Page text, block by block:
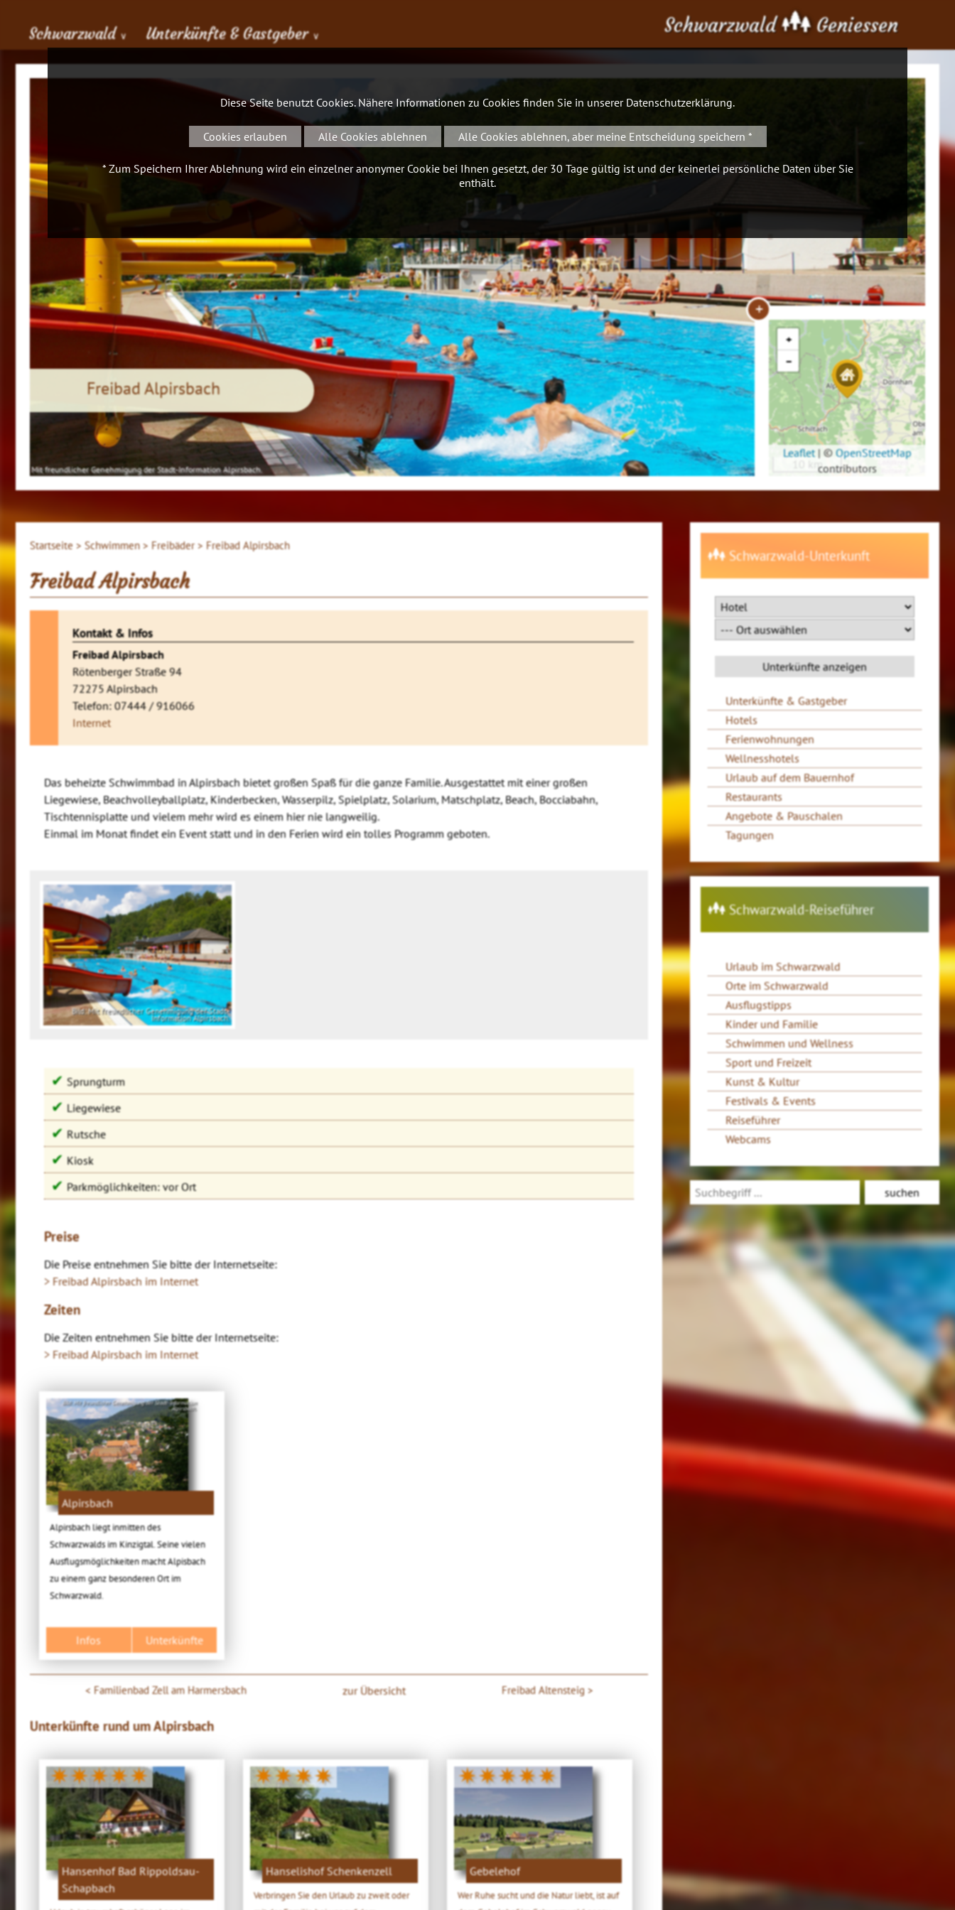
Schwarzwald ∨ Unterkünfte & Gastgeber ∨ Schwarzwald Geniessen
Mit freundlicher Genehmigung der Stadt-Information Alpirsbach.
Freibad Alpirsbach
+
+
−
10 km
Leaflet |©OpenStreetMap
contributors
Startseite > Schwimmen > Freibäder > Freibad Alpirsbach
Freibad Alpirsbach
Kontakt & Infos
Freibad Alpirsbach
Rötenberger Straße 94
72275 Alpirsbach
Telefon: 07444 / 916066
Internet
Das beheizte Schwimmbad in Alpirsbach bietet großen Spaß für die ganze Familie. Ausgestattet mit einer großen
Liegewiese, Beachvolleyballplatz, Kinderbecken, Wasserpilz, Spielplatz, Solarium, Matschplatz, Beach, Bocciabahn,
Tischtennisplatte und vielem mehr wird es einem hier nie langweilig.
Einmal im Monat findet ein Event statt und in den Ferien wird ein tolles Programm geboten.
Bild: Mit freundlicher Genehmigung der Stadt-
Information Alpirsbach.
✔ Sprungturm
✔ Liegewiese
✔ Rutsche
✔ Kiosk
✔ Parkmöglichkeiten: vor Ort
Preise
Die Preise entnehmen Sie bitte der Internetseite:
> Freibad Alpirsbach im Internet
Zeiten
Die Zeiten entnehmen Sie bitte der Internetseite:
> Freibad Alpirsbach im Internet
Bild: Mit freundlicher Genehmigung der Stadt-Information
Alpirsbach.
Alpirsbach
Alpirsbach liegt inmitten des
Schwarzwalds im Kinzigtal. Seine vielen
Ausflugsmöglichkeiten macht Alpisbach
zu einem ganz besonderen Ort im
Schwarzwald.
Infos Unterkünfte
Familienbad Zell am Harmersbach zur Übersicht Freibad Altensteig
Unterkünfte rund um Alpirsbach
✷✷✷✷✷
Hansenhof Bad Rippoldsau-
Schapbach
✷✷✷✷
Hanselishof Schenkenzell
Verbringen Sie den Urlaub zu zweit oder
✷✷✷✷✷
Gebelehof
Wer Ruhe sucht und die Natur liebt, ist auf
Schwarzwald-Unterkunft
Unterkünfte & Gastgeber
Hotels
Ferienwohnungen
Wellnesshotels
Urlaub auf dem Bauernhof
Restaurants
Angebote & Pauschalen
Tagungen
Schwarzwald-Reiseführer
Urlaub im Schwarzwald
Orte im Schwarzwald
Ausflugstipps
Kinder und Familie
Schwimmen und Wellness
Sport und Freizeit
Kunst & Kultur
Festivals & Events
Reiseführer
Webcams
Diese Seite benutzt Cookies. Nähere Informationen zu Cookies finden Sie in unserer Datenschutzerklärung.
Cookies erlauben Alle Cookies ablehnen Alle Cookies ablehnen, aber meine Entscheidung speichern *
* Zum Speichern Ihrer Ablehnung wird ein einzelner anonymer Cookie bei Ihnen gesetzt, der 30 Tage gültig ist und der keinerlei persönliche Daten über Sie
enthält.